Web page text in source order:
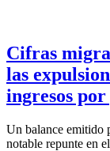
Cifras
las
ingresos por
Un balance emitido
notable repunte en